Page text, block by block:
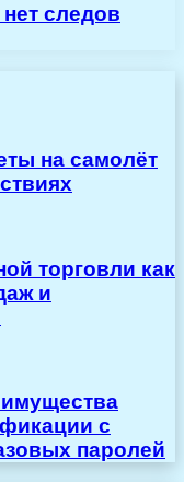
нет следов
на самолёт
торговли как
и
с
паролей